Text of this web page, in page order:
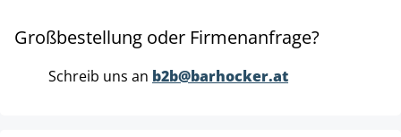
Großbestellung oder Firmenanfrage?
Schreib uns an b2b@barhocker.at